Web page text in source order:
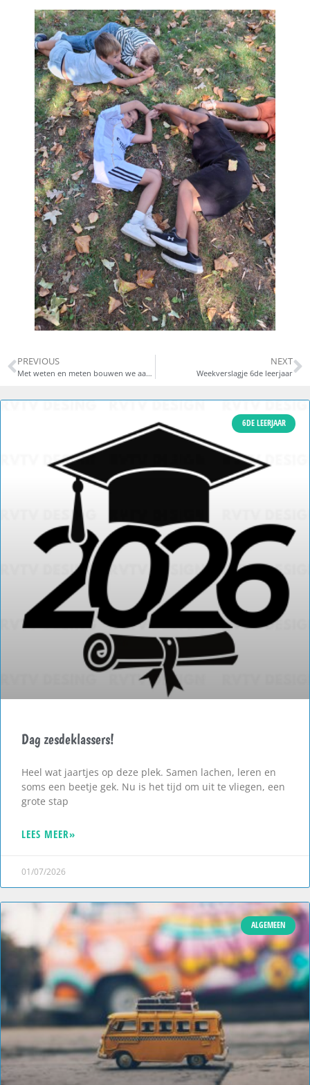
PREVIOUS
Met weten en meten bouwen we aan de toekomst!
NEXT
Weekverslagje 6de leerjaar
6DE LEERJAAR
Dag zesdeklassers!
Heel wat jaartjes op deze plek. Samen lachen, leren en
soms een beetje gek. Nu is het tijd om uit te vliegen, een
grote stap
LEES MEER»
01/07/2026
ALGEMEEN